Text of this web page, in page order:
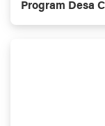
Program Desa